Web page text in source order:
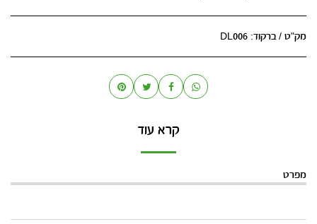
מק"ט / ברקוד: DL006
קרא עוד
מפרט